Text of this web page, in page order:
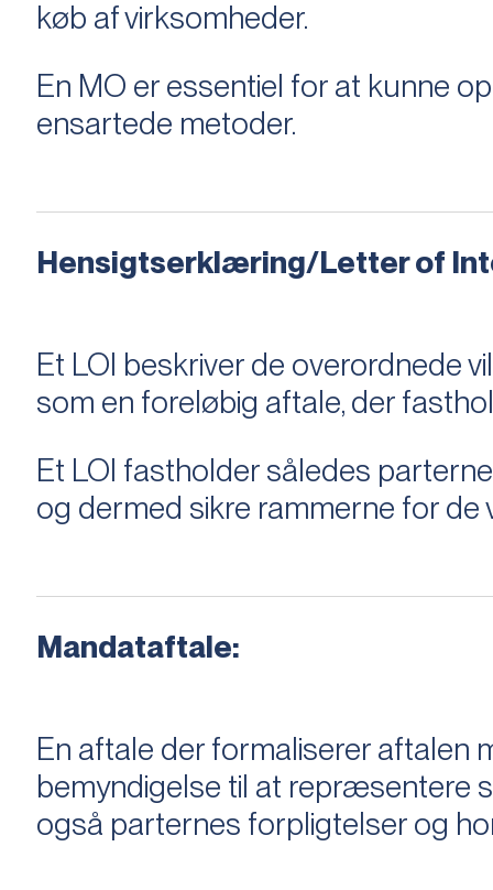
køb af virksomheder.
En MO er essentiel for at kunne
ensartede metoder.
Hensigtserklæring/Letter of
Et LOI beskriver de overordnede
som en foreløbig aftale, der
Et LOI fastholder således
og dermed sikre rammerne for de
Mandataftale:
En aftale der formaliserer
bemyndigelse til at repræsentere
også parternes forpligtelser og